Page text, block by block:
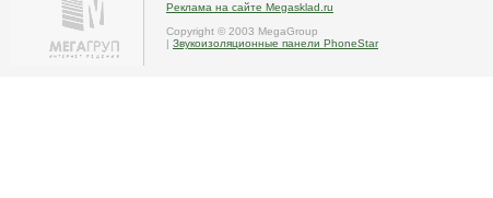
Реклама на сайте Megasklad.ru
Copyright © 2003 MegaGroup
| Звукоизоляционные панели PhoneStar